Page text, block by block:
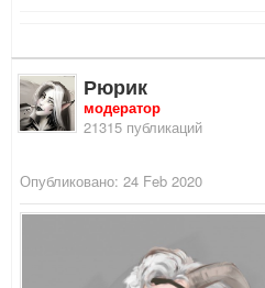
Рюрик
модератор
21315 публикаций
Опубликовано: 24 Feb 2020